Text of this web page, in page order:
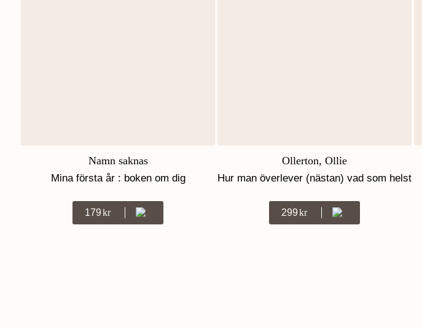
Namn saknas
Mina första år : boken om dig
179Kr
Ollerton, Ollie
Hur man överlever (nästan) vad som helst
299Kr